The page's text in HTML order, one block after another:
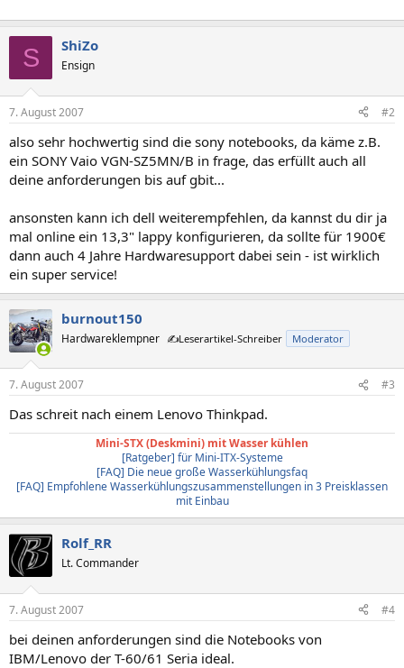
S ShiZo
Ensign
7. August 2007 #2
also sehr hochwertig sind die sony notebooks, da käme z.B.
ein SONY Vaio VGN-SZ5MN/B in frage, das erfüllt auch all
deine anforderungen bis auf gbit...
ansonsten kann ich dell weiterempfehlen, da kannst du dir ja
mal online ein 13,3" lappy konfigurieren, da sollte für 1900€
dann auch 4 Jahre Hardwaresupport dabei sein - ist wirklich
ein super service!
burnout150
Hardwareklempner ✍️Leserartikel-Schreiber Moderator
7. August 2007 #3
Das schreit nach einem Lenovo Thinkpad.
Mini-STX (Deskmini) mit Wasser kühlen
[Ratgeber] für Mini-ITX-Systeme
[FAQ] Die neue große Wasserkühlungsfaq
[FAQ] Empfohlene Wasserkühlungszusammenstellungen in 3 Preisklassen
mit Einbau
Rolf_RR
Lt. Commander
7. August 2007 #4
bei deinen anforderungen sind die Notebooks von
IBM/Lenovo der T-60/61 Seria ideal.